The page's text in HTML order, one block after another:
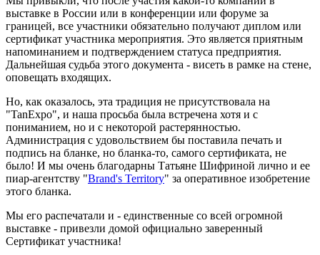
выставке в России или в конференции или форуме за
границей, все участники обязательно получают диплом или
сертификат участника мероприятия. Это является приятным
напоминанием и подтверждением статуса предприятия.
Дальнейшая судьба этого документа - висеть в рамке на стене,
оповещать входящих.
Но, как оказалось, эта традиция не присутствовала на
"TanExpo", и наша просьба была встречена хотя и с
пониманием, но и с некоторой растерянностью.
Администрация с удовольствием бы поставила печать и
подпись на бланке, но бланка-то, самого сертификата, не
было! И мы очень благодарны Татьяне Шифриной лично и ее
пиар-агентству "Brand's Territory" за оперативное изобретение
этого бланка.
Мы его распечатали и - единственные со всей огромной
выставке - привезли домой официально заверенный
Сертификат участника!